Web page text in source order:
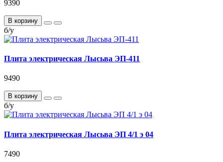
9390
В корзину
б/у
Плита электрическая Лысьва ЭП-411
9490
В корзину
б/у
Плита электрическая Лысьва ЭП 4/1 э 04
7490